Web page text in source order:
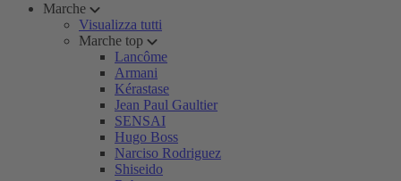
Marche
Visualizza tutti
Marche top
Lancôme
Armani
Kérastase
Jean Paul Gaultier
SENSAI
Hugo Boss
Narciso Rodriguez
Shiseido